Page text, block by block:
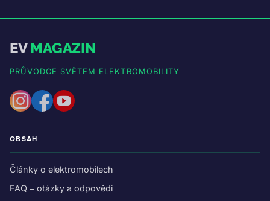
EVMAGAZIN
PRŮVODCE SVĚTEM ELEKTROMOBILITY
OBSAH
Články o elektromobilech
FAQ – otázky a odpovědi